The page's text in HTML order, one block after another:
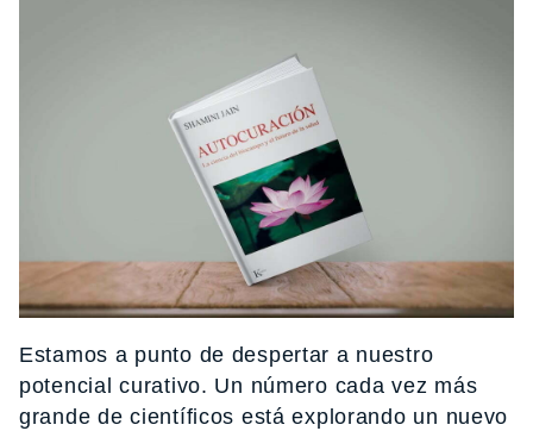
Estamos a punto de despertar a nuestro
potencial curativo. Un número cada vez más
grande de científicos está explorando un nuevo